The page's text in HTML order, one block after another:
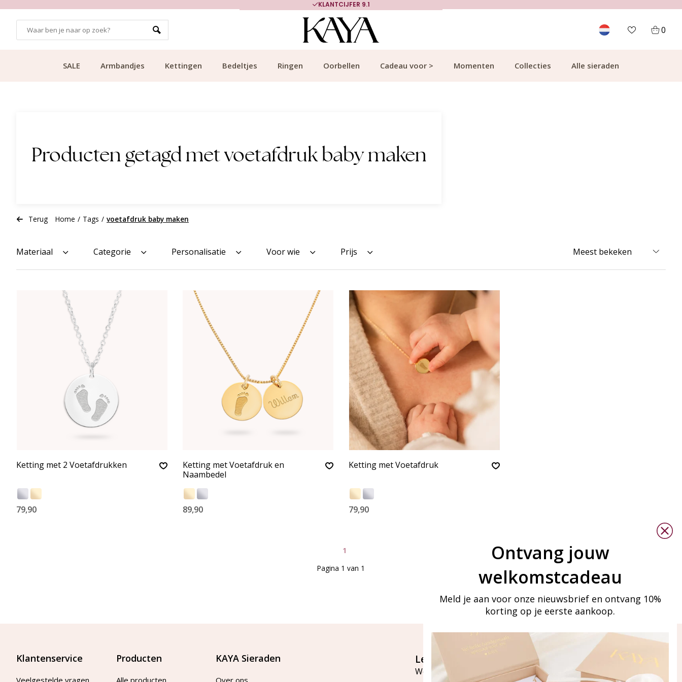
KLANTCIJFER 9.1
0
SALE Armbandjes Kettingen Bedeltjes Ringen Oorbellen Cadeau voor > Momenten Collecties Alle sieraden
Producten getagd met voetafdruk baby maken
Terug Home / Tags / voetafdruk baby maken
Materiaal Categorie Personalisatie Voor wie Prijs
Ketting met 2 Voetafdrukken
79,90
Ketting met Voetafdruk en
Naambedel
89,90
Ketting met Voetafdruk
79,90
1
Pagina 1 van 1
Klantenservice
Veelgestelde vragen
Producten
Alle producten
KAYA Sieraden
Over ons
Let's stay in touch
Word lid van onze mailinglijst
Ontvang jouw
welkomstcadeau
Meld je aan voor onze nieuwsbrief en ontvang 10%
korting op je eerste aankoop.